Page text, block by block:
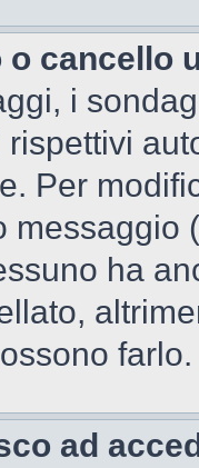
cancello
i
Per
messaggio
ha
farlo.
ad